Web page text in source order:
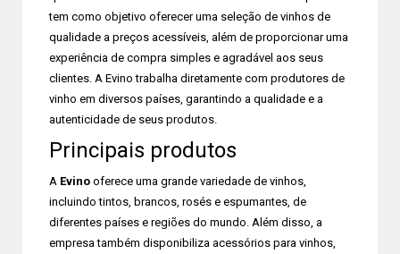
tem como objetivo oferecer uma seleção de vinhos de
qualidade a preços acessíveis, além de proporcionar uma
experiência de compra simples e agradável aos seus
clientes. A Evino trabalha diretamente com produtores de
vinho em diversos países, garantindo a qualidade e a
autenticidade de seus produtos.
Principais produtos
A Evino oferece uma grande variedade de vinhos,
incluindo tintos, brancos, rosés e espumantes, de
diferentes países e regiões do mundo. Além disso, a
empresa também disponibiliza acessórios para vinhos,